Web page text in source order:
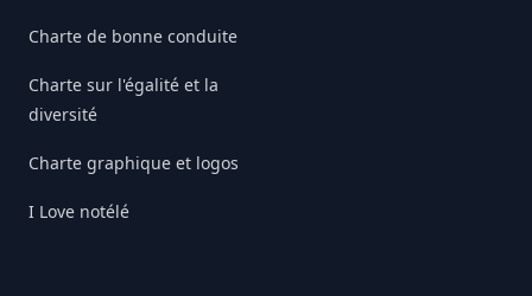
Charte de bonne conduite
Charte sur l'égalité et la
diversité
Charte graphique et logos
I Love notélé